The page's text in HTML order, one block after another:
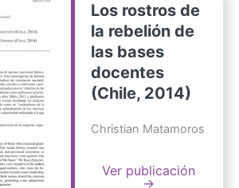
Los rostros de
la rebelión de
las bases
docentes
(Chile, 2014)
Christian Matamoros
Ver publicación
→